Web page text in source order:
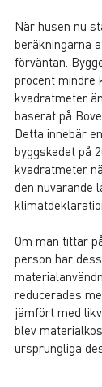
När husen nu
beräkningarna
förväntan.
procent mindre
kvadratmeter
baserat på
Detta innebär
byggskedet på
kvadratmeter
den nuvarande
Om man tittar
person har
reducerades
jämfört med
blev
ursprungliga